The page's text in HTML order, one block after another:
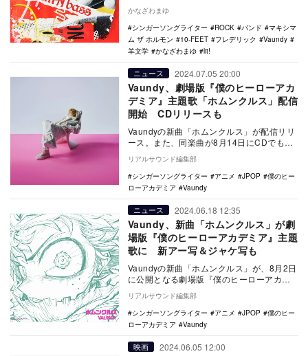
ェス…
かなざわまゆ
シンガーソングライター
ROCK バンド
マキシマ
ム ザ ホルモン
10-FEET フレデリック
Vaundy
羊文学
かなざわまゆ lit!
ニュース 2024.07.05 20:00
Vaundy、劇場版『僕のヒーローアカ
デミア』主題歌「ホムンクルス」配信
開始 CDリリースも
Vaundyの新曲「ホムンクルス」が配信リリ
ース。また、同楽曲が8月14日にCDでもリ
リースされることが決定した。 本楽曲
は…
リアルサウンド編集部
シンガーソングライター
アニメ JPOP
僕のヒー
ローアカデミア
Vaundy
ニュース 2024.06.18 12:35
Vaundy、新曲「ホムンクルス」が劇
場版『僕のヒーローアカデミア』主題
歌に 新アー写＆ジャケ写も
Vaundyの新曲「ホムンクルス」が、8月2日
に公開となる劇場版『僕のヒーローアカデ
ミア THE MOVIE ユアネクスト』の主…
リアルサウンド編集部
シンガーソングライター
アニメ JPOP
僕のヒー
ローアカデミア
Vaundy
映画 2024.06.05 12:00